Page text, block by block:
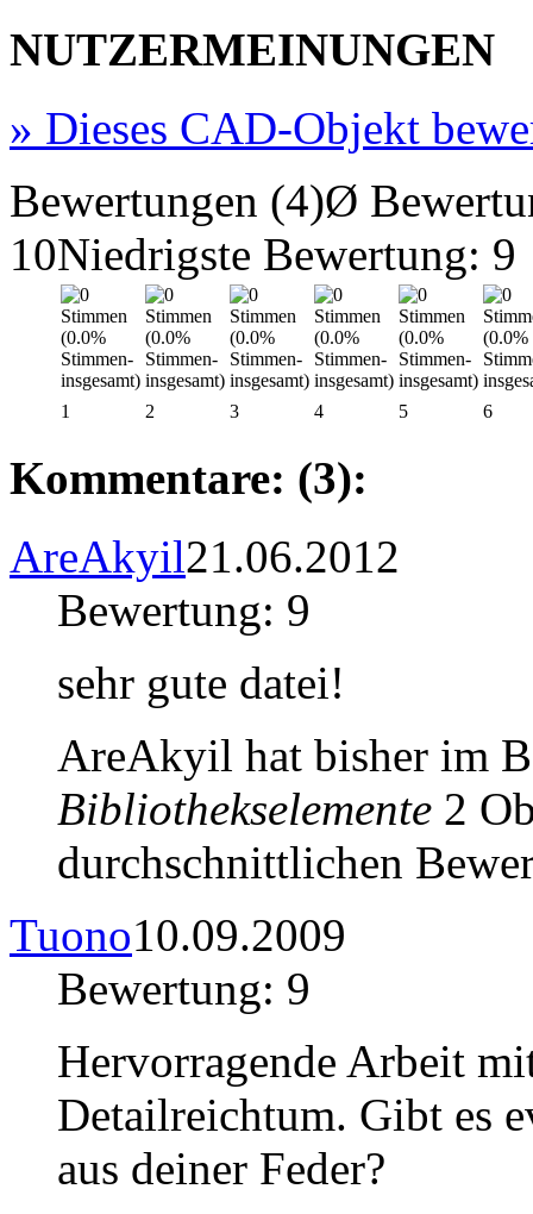
NUTZERMEINUNGEN
» Dieses CAD-Objekt
Bewertungen (4)Ø
10Niedrigste Bewertung: 9
1 2 3 4 5 6
Kommentare: (3):
AreAkyil21.06.2012
Bewertung: 9
sehr gute datei!
AreAkyil hat bisher im
Bibliothekselemente 2
durchschnittlichen
Tuono10.09.2009
Bewertung: 9
Hervorragende Arbeit
Detailreichtum. Gibt es
aus deiner Feder?